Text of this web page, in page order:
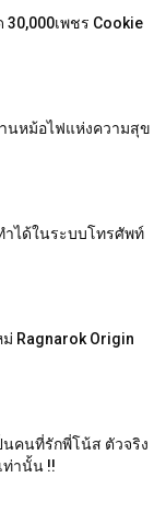
เพชร Cookie
นหม้อไฟแห่งความสุข
ำได้ในระบบโทรศัพท์
ม่ Ragnarok Origin
นคนที่รักพี่โน้ส ตัวจริง
ท่านั้น !!